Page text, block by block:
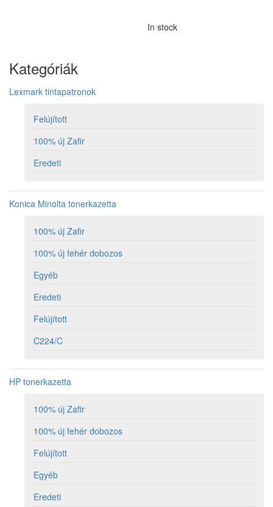
In stock
Kategóriák
Lexmark tintapatronok
Felújított
100% új Zafir
Eredeti
Konica Minolta tonerkazetta
100% új Zafir
100% új fehér dobozos
Egyéb
Eredeti
Felújított
C224/C
HP tonerkazetta
100% új Zafir
100% új fehér dobozos
Felújított
Egyéb
Eredeti